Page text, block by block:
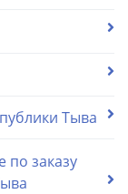
Тыва
по заказу